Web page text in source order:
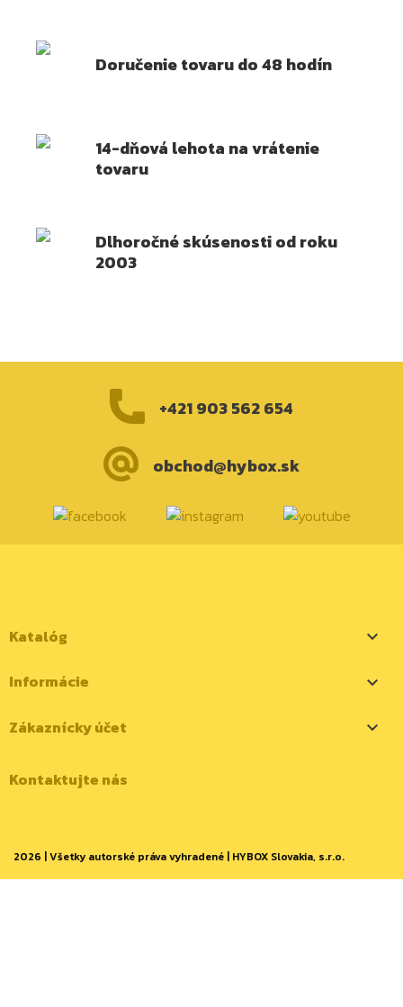
Doručenie tovaru do 48 hodín
14-dňová lehota na vrátenie
tovaru
Dlhoročné skúsenosti od roku
2003
+421 903 562 654
obchod@hybox.sk
Katalóg 
Informácie 
Zákaznícky účet 
Kontaktujte nás
2026 | Všetky autorské práva vyhradené | HYBOX Slovakia, s.r.o.